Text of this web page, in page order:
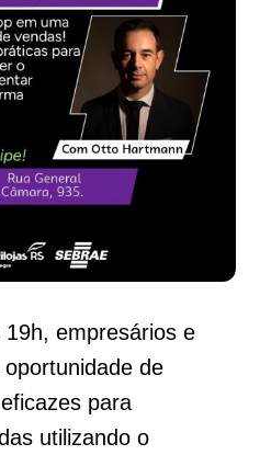
empresários e
de
para
utilizando o